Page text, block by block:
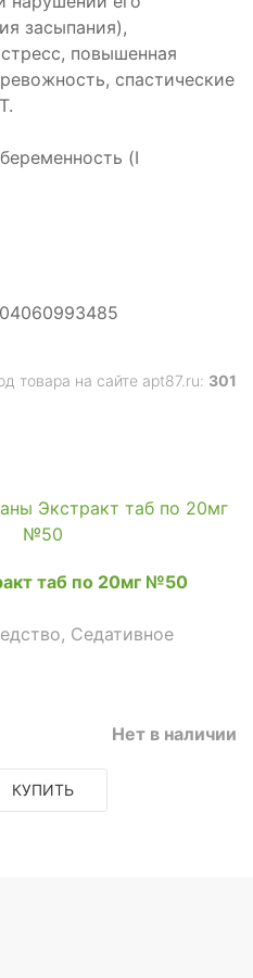
засыпания),
повышенная
спастические
(I
товара на сайте apt87.ru: 301
таб по 20мг №50
Седативное
Нет в наличии
КУПИТЬ